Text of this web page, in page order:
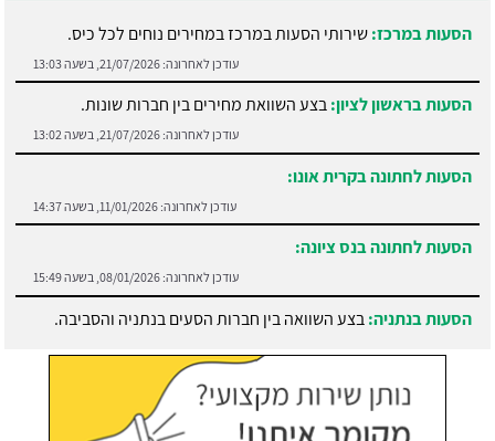
הסעות במרכז:שירותי הסעות במרכז במחירים נוחים לכל כיס.
עודכן לאחרונה: 21/07/2026, בשעה 13:03
הסעות בראשון לציון:בצע השוואת מחירים בין חברות שונות.
עודכן לאחרונה: 21/07/2026, בשעה 13:02
הסעות לחתונה בקרית אונו:
עודכן לאחרונה: 11/01/2026, בשעה 14:37
הסעות לחתונה בנס ציונה:
עודכן לאחרונה: 08/01/2026, בשעה 15:49
הסעות בנתניה:בצע השוואה בין חברות הסעים בנתניה והסביבה.